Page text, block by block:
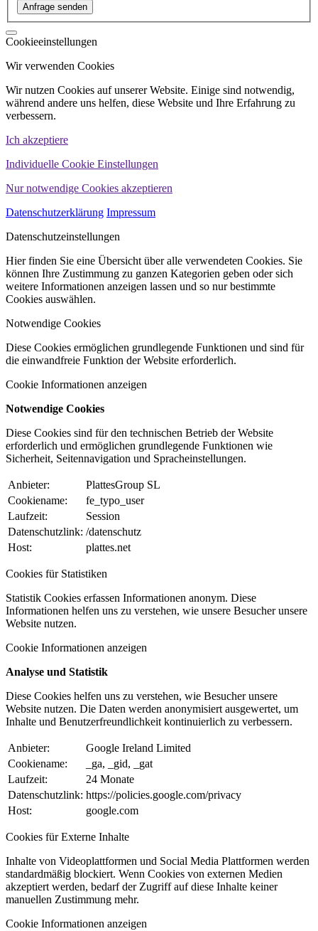
Cookieeinstellungen
Wir verwenden Cookies
Wir nutzen Cookies auf unserer Website. Einige sind notwendig,
während andere uns helfen, diese Website und Ihre Erfahrung zu
verbessern.
Ich akzeptiere
Individuelle Cookie Einstellungen
Nur notwendige Cookies akzeptieren
Datenschutzerklärung Impressum
Datenschutzeinstellungen
Hier finden Sie eine Übersicht über alle verwendeten Cookies. Sie
können Ihre Zustimmung zu ganzen Kategorien geben oder sich
weitere Informationen anzeigen lassen und so nur bestimmte
Cookies auswählen.
Notwendige Cookies
Diese Cookies ermöglichen grundlegende Funktionen und sind für
die einwandfreie Funktion der Website erforderlich.
Cookie Informationen anzeigen
Notwendige Cookies
Diese Cookies sind für den technischen Betrieb der Website
erforderlich und ermöglichen grundlegende Funktionen wie
Sicherheit, Seitennavigation und Spracheinstellungen.
Anbieter:
PlattesGroup SL
Cookiename:
fe_typo_user
Laufzeit:
Session
Datenschutzlink: /datenschutz
Host:
plattes.net
Cookies für Statistiken
Statistik Cookies erfassen Informationen anonym. Diese
Informationen helfen uns zu verstehen, wie unsere Besucher unsere
Website nutzen.
Cookie Informationen anzeigen
Analyse und Statistik
Diese Cookies helfen uns zu verstehen, wie Besucher unsere
Website nutzen. Die Daten werden anonymisiert ausgewertet, um
Inhalte und Benutzerfreundlichkeit kontinuierlich zu verbessern.
Anbieter:
Google Ireland Limited
Cookiename:
_ga, _gid, _gat
Laufzeit:
24 Monate
Datenschutzlink: https://policies.google.com/privacy
Host:
google.com
Cookies für Externe Inhalte
Inhalte von Videoplattformen und Social Media Plattformen werden
standardmäßig blockiert. Wenn Cookies von externen Medien
akzeptiert werden, bedarf der Zugriff auf diese Inhalte keiner
manuellen Zustimmung mehr.
Cookie Informationen anzeigen